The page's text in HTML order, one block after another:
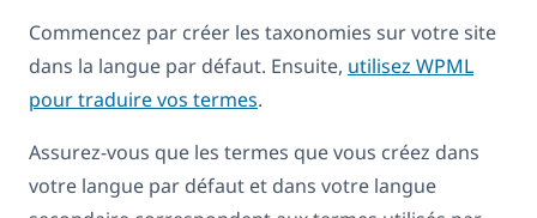
Commencez par créer les taxonomies sur votre site
dans la langue par défaut. Ensuite, utilisez WPML
pour traduire vos termes.
Assurez-vous que les termes que vous créez dans
votre langue par défaut et dans votre langue